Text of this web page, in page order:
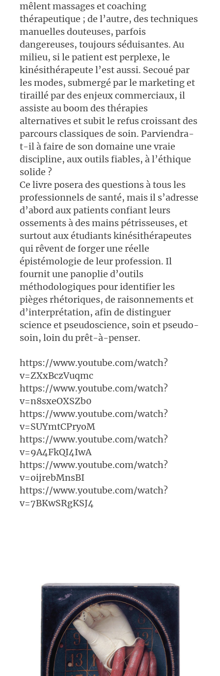
mêlent massages et coaching
thérapeutique ; de l’autre, des techniques
manuelles douteuses, parfois
dangereuses, toujours séduisantes. Au
milieu, si le patient est perplexe, le
kinésithérapeute l’est aussi. Secoué par
les modes, submergé par le marketing et
tiraillé par des enjeux commerciaux, il
assiste au boom des thérapies
alternatives et subit le refus croissant des
parcours classiques de soin. Parviendra-
t-il à faire de son domaine une vraie
discipline, aux outils fiables, à l’éthique
solide ?
Ce livre posera des questions à tous les
professionnels de santé, mais il s’adresse
d’abord aux patients confiant leurs
ossements à des mains pétrisseuses, et
surtout aux étudiants kinésithérapeutes
qui rêvent de forger une réelle
épistémologie de leur profession. Il
fournit une panoplie d’outils
méthodologiques pour identifier les
pièges rhétoriques, de raisonnements et
d’interprétation, afin de distinguer
science et pseudoscience, soin et pseudo-
soin, loin du prêt-à-penser.
https://www.youtube.com/watch?
v=ZXxBczVuqmc
https://www.youtube.com/watch?
v=n8sxeOXSZb0
https://www.youtube.com/watch?
v=SUYmtCPryoM
https://www.youtube.com/watch?
v=9A4FkQI4IwA
https://www.youtube.com/watch?
v=oijrebMnsBI
https://www.youtube.com/watch?
v=7BKwSRgKSJ4